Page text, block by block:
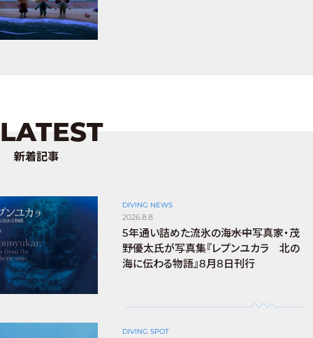
LATEST
新着記事
DIVING NEWS
2026.8.8
5年通い詰めた流氷の海――水中写真家・茂
野優太氏が写真集『レプンユカラ 北の
海に伝わる物語』8月8日刊行
DIVING SPOT